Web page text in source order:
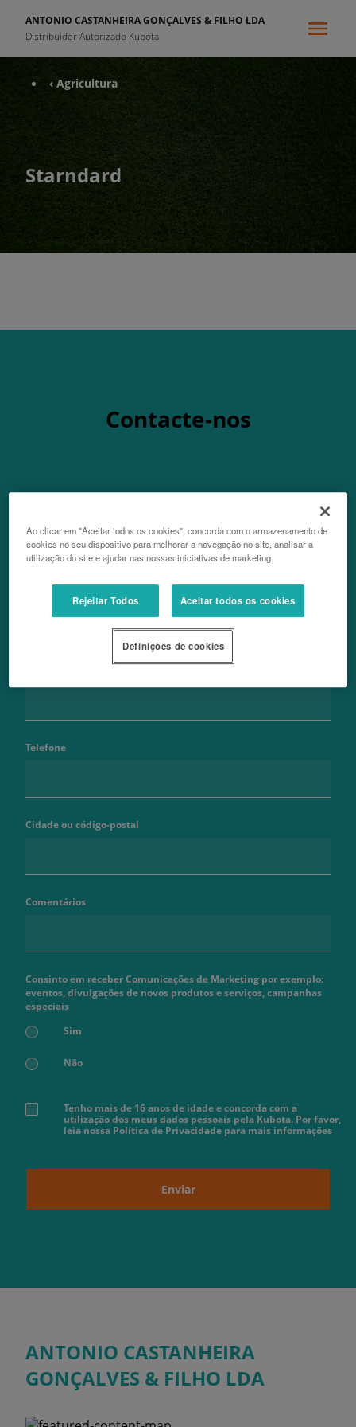
ANTONIO CASTANHEIRA GONÇALVES & FILHO LDA
Distribuidor Autorizado Kubota
‹ Agricultura
Starndard
Contacte-nos
Telefone
Cidade ou código-postal
Comentários
Consinto em receber Comunicações de Marketing por exemplo:
eventos, divulgações de novos produtos e serviços, campanhas
especiais
Sim
Não
Tenho mais de 16 anos de idade e concorda com a
utilização dos meus dados pessoais pela Kubota. Por favor,
leia nossa Política de Privacidade para mais informações
Enviar
ANTONIO CASTANHEIRA
GONÇALVES & FILHO LDA
Ao clicar em "Aceitar todos os cookies", concorda com o armazenamento de
cookies no seu dispositivo para melhorar a navegação no site, analisar a
utilização do site e ajudar nas nossas iniciativas de marketing.
Rejeitar Todos Aceitar todos os cookies
Definições de cookies